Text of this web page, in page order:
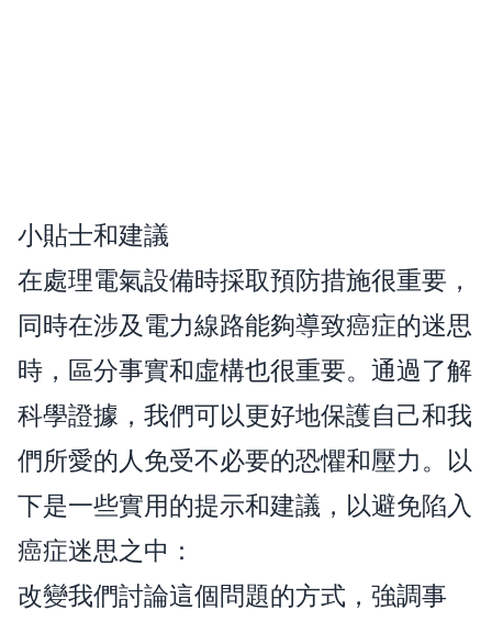
小貼士和建議
在處理電氣設備時採取預防措施很重要，
同時在涉及電力線路能夠導致癌症的迷思
時，區分事實和虛構也很重要。通過了解
科學證據，我們可以更好地保護自己和我
們所愛的人免受不必要的恐懼和壓力。以
下是一些實用的提示和建議，以避免陷入
癌症迷思之中：
改變我們討論這個問題的方式，強調事